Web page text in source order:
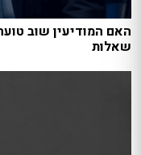
האם המודיעין שוב
שאלות